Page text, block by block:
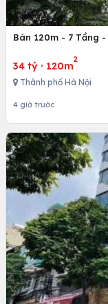
Bán 120m - 7 Tầng
34 tỷ · 120m
2
Thành phố Hà Nội
4 giờ trước